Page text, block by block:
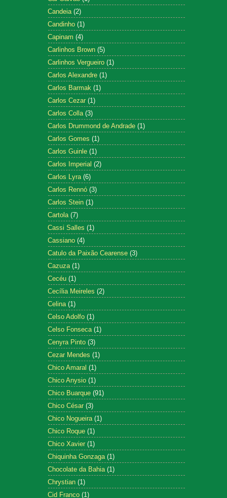
Candeia (2)
Candinho (1)
Capinam (4)
Carlinhos Brown (5)
Carlinhos Vergueiro (1)
Carlos Alexandre (1)
Carlos Barmak (1)
Carlos Cezar (1)
Carlos Colla (3)
Carlos Drummond de Andrade (1)
Carlos Gomes (1)
Carlos Guinle (1)
Carlos Imperial (2)
Carlos Lyra (6)
Carlos Rennó (3)
Carlos Stein (1)
Cartola (7)
Cassi Salles (1)
Cassiano (4)
Catulo da Paixão Cearense (3)
Cazuza (1)
Cecéu (1)
Cecília Meireles (2)
Celina (1)
Celso Adolfo (1)
Celso Fonseca (1)
Cenyra Pinto (3)
Cezar Mendes (1)
Chico Amaral (1)
Chico Anysio (1)
Chico Buarque (91)
Chico César (3)
Chico Nogueira (1)
Chico Roque (1)
Chico Xavier (1)
Chiquinha Gonzaga (1)
Chocolate da Bahia (1)
Chrystian (1)
Cid Franco (1)